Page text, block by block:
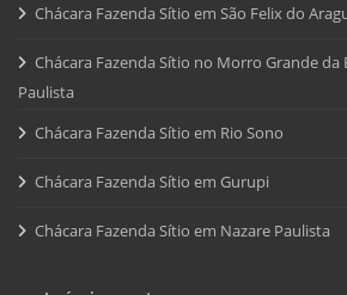
Chácara Fazenda Sítio em São Felix do
Chácara Fazenda Sítio no Morro Grande da
Paulista
Chácara Fazenda Sítio em Rio Sono
Chácara Fazenda Sítio em Gurupi
Chácara Fazenda Sítio em Nazare Paulista